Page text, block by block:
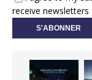
receive newsletters